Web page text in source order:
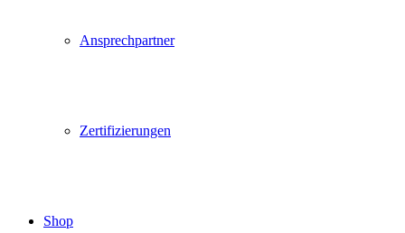
Ansprechpartner
Zertifizierungen
Shop